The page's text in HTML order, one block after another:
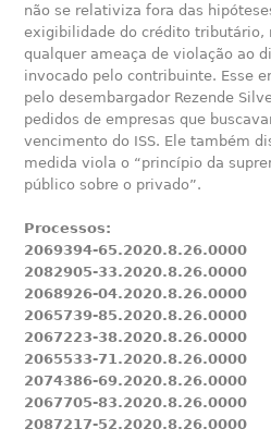
não se relativiza fora das
exigibilidade do crédito tributário,
qualquer ameaça de violação ao
invocado pelo contribuinte. Esse
pelo desembargador Rezende
pedidos de empresas que
vencimento do ISS. Ele também
medida viola o “princípio da
público sobre o privado”.
Processos:
2069394-65.2020.8.26.0000
2082905-33.2020.8.26.0000
2068926-04.2020.8.26.0000
2065739-85.2020.8.26.0000
2067223-38.2020.8.26.0000
2065533-71.2020.8.26.0000
2074386-69.2020.8.26.0000
2067705-83.2020.8.26.0000
2087217-52.2020.8.26.0000